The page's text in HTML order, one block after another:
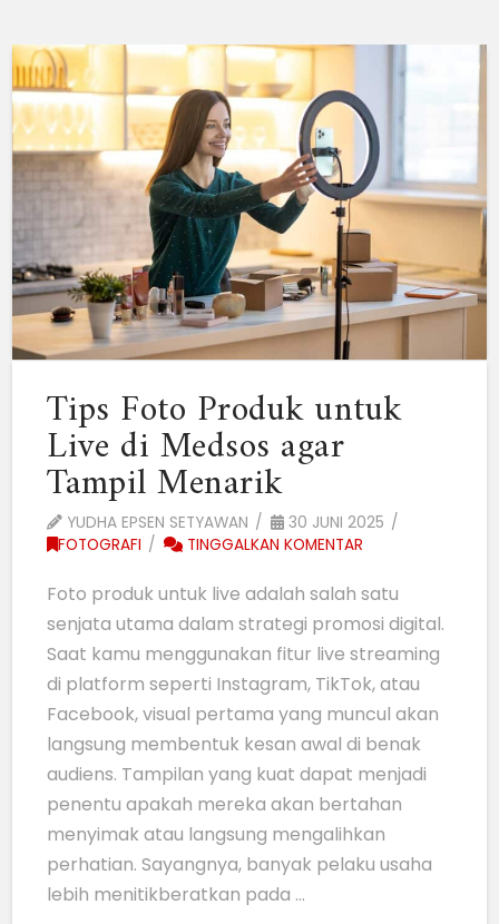
Tips Foto Produk untuk
Live di Medsos agar
Tampil Menarik
YUDHA EPSEN SETYAWAN
30 JUNI 2025
FOTOGRAFI
TINGGALKAN KOMENTAR
Foto produk untuk live adalah salah satu
senjata utama dalam strategi promosi digital.
Saat kamu menggunakan fitur live streaming
di platform seperti Instagram, TikTok, atau
Facebook, visual pertama yang muncul akan
langsung membentuk kesan awal di benak
audiens. Tampilan yang kuat dapat menjadi
penentu apakah mereka akan bertahan
menyimak atau langsung mengalihkan
perhatian. Sayangnya, banyak pelaku usaha
lebih menitikberatkan pada …